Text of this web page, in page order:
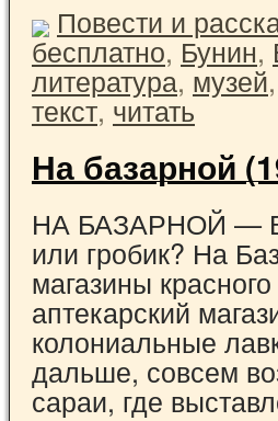
Повести и
бесплатно,Бунин,
литература,музей
текст,читать
На базарной
НА БАЗАРНОЙ —
или гробик? На
магазины
аптекарский
колониальные
дальше, совсем
сараи, где